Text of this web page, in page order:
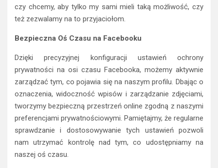
czy chcemy, aby tylko my sami mieli taką możliwość, czy
też zezwalamy na to przyjaciołom.
Bezpieczna Oś Czasu na Facebooku
Dzięki precyzyjnej konfiguracji ustawień ochrony
prywatności na osi czasu Facebooka, możemy aktywnie
zarządzać tym, co pojawia się na naszym profilu. Dbając o
oznaczenia, widoczność wpisów i zarządzanie zdjęciami,
tworzymy bezpieczną przestrzeń online zgodną z naszymi
preferencjami prywatnościowymi. Pamiętajmy, że regularne
sprawdzanie i dostosowywanie tych ustawień pozwoli
nam utrzymać kontrolę nad tym, co udostępniamy na
naszej oś czasu.